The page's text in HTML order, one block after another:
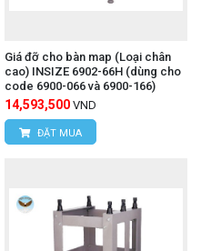
Giá đỡ cho bàn map (Loại chân
cao) INSIZE 6902-66H (dùng cho
code 6900-066 và 6900-166)
14,593,500 VND
ĐẶT MUA